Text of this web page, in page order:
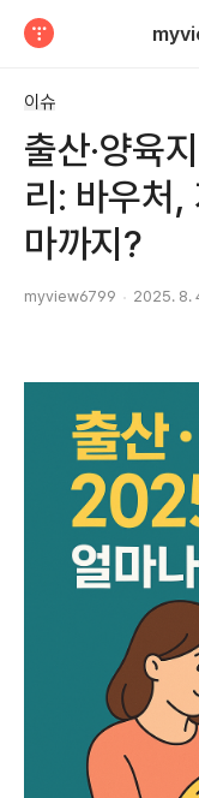
이슈
출산·양육
리: 바우처,
마까지?
myview6799 2025. 8.